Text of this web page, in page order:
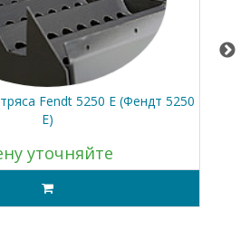
Fendt 5250 E (Фендт 5250
Е)
уточняйте